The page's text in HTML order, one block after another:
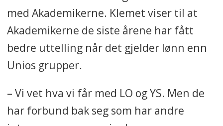
med Akademikerne. Klemet viser til at
Akademikerne de siste årene har fått
bedre uttelling når det gjelder lønn enn
Unios grupper.
– Vi vet hva vi får med LO og YS. Men de
har forbund bak seg som har andre